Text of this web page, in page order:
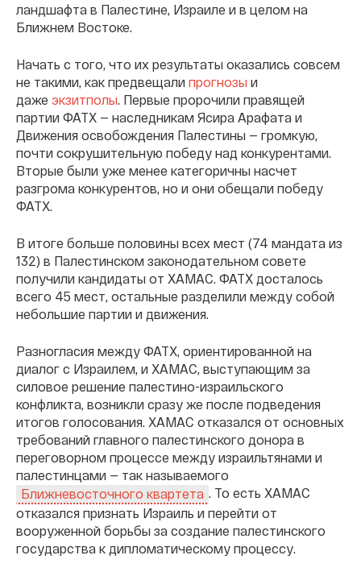
ландшафта в Палестине, Израиле и в целом на
Ближнем Востоке.
Начать с того, что их результаты оказались совсем
не такими, как предвещали прогнозы и
даже экзитполы. Первые пророчили правящей
партии ФАТХ — наследникам Ясира Арафата и
Движения освобождения Палестины — громкую,
почти сокрушительную победу над конкурентами.
Вторые были уже менее категоричны насчет
разгрома конкурентов, но и они обещали победу
ФАТХ.
В итоге больше половины всех мест (74 мандата из
132) в Палестинском законодательном совете
получили кандидаты от ХАМАС. ФАТХ досталось
всего 45 мест, остальные разделили между собой
небольшие партии и движения.
Разногласия между ФАТХ, ориентированной на
диалог с Израилем, и ХАМАС, выступающим за
силовое решение палестино-израильского
конфликта, возникли сразу же после подведения
итогов голосования. ХАМАС отказался от основных
требований главного палестинского донора в
переговорном процессе между израильтянами и
палестинцами — так называемого
Ближневосточного квартета . То есть ХАМАС
отказался признать Израиль и перейти от
вооруженной борьбы за создание палестинского
государства к дипломатическому процессу.